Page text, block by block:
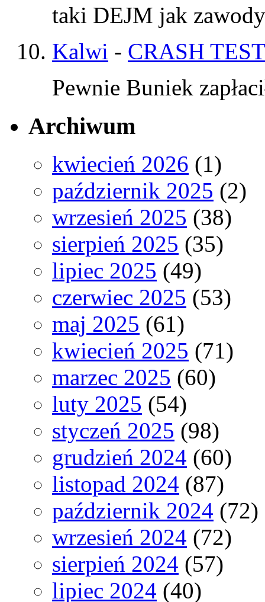
taki DEJM jak
Kalwi - CRASH
Pewnie Buniek
Archiwum
kwiecień 2026 (1)
październik 2025 (2)
wrzesień 2025 (38)
sierpień 2025 (35)
lipiec 2025 (49)
czerwiec 2025 (53)
maj 2025 (61)
kwiecień 2025 (71)
marzec 2025 (60)
luty 2025 (54)
styczeń 2025 (98)
grudzień 2024 (60)
listopad 2024 (87)
październik 2024 (72)
wrzesień 2024 (72)
sierpień 2024 (57)
lipiec 2024 (40)